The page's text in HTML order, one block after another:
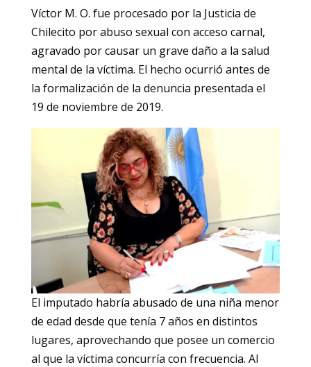
Víctor M. O. fue procesado por la Justicia de
Chilecito por abuso sexual con acceso carnal,
agravado por causar un grave daño a la salud
mental de la víctima. El hecho ocurrió antes de
la formalización de la denuncia presentada el
19 de noviembre de 2019.
El imputado habría abusado de una niña menor
de edad desde que tenía 7 años en distintos
lugares, aprovechando que posee un comercio
al que la víctima concurría con frecuencia. Al